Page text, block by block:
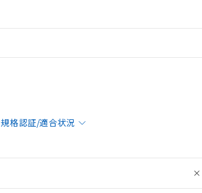
規格認証/適合状況